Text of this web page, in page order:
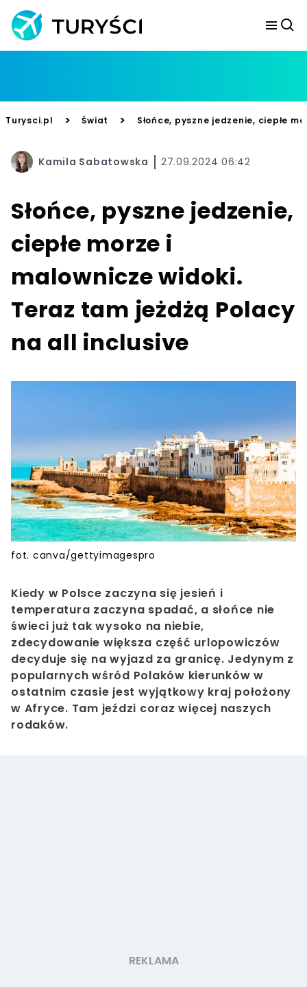
Turysci.pl > Świat > Słońce, pyszne jedzenie, ciepłe
Kamila Sabatowska 27.09.2024 06:42
Słońce, pyszne jedzenie,
ciepłe morze i
malownicze widoki.
Teraz tam jeżdżą Polacy
na all inclusive
fot. canva/gettyimagespro
Kiedy w Polsce zaczyna się jesień i
temperatura zaczyna spadać, a słońce nie
świeci już tak wysoko na niebie,
zdecydowanie większa część urlopowiczów
decyduje się na wyjazd za granicę. Jedynym z
popularnych wśród Polaków kierunków w
ostatnim czasie jest wyjątkowy kraj położony
w Afryce. Tam jeździ coraz więcej naszych
rodaków.